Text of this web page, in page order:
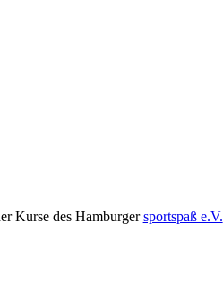
Kurse des Hamburgersportspaß e.V.